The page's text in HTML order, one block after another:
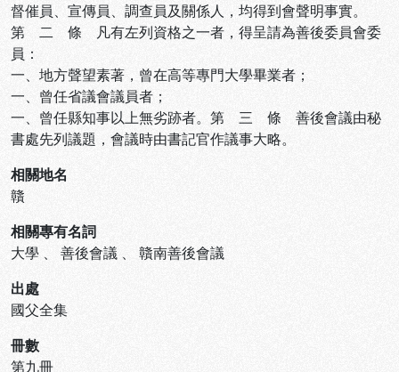
督催員、宣傳員、調查員及關係人，均得到會聲明事實。
第 二 條 凡有左列資格之一者，得呈請為善後委員會委
員：
一、地方聲望素著，曾在高等專門大學畢業者；
一、曾任省議會議員者；
一、曾任縣知事以上無劣跡者。第 三 條 善後會議由秘
書處先列議題，會議時由書記官作議事大略。
相關地名
贛
相關專有名詞
大學 、 善後會議 、 贛南善後會議
出處
國父全集
冊數
第九冊